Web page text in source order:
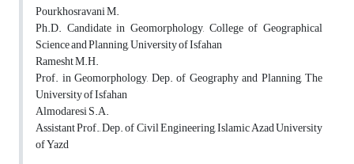
Pourkhosravani M.
Ph.D. Candidate in Geomorphology, College of Geographical
Science and Planning, University of Isfahan
Ramesht M.H.
Prof. in Geomorphology, Dep. of Geography and Planning, The
University of Isfahan
Almodaresi S.A.
Assistant Prof., Dep. of Civil Engineering, Islamic Azad University
of Yazd